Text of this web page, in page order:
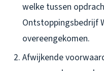
welke tussen
Ontstoppingsbedrijf
overeengekomen.
Afwijkende